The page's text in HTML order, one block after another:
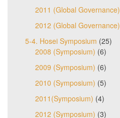
2011 (Global Governance)
2012 (Global Governance)
5-4. Hosei Symposium (25)
2008 (Symposium) (6)
2009 (Symposium) (6)
2010 (Symposium) (5)
2011(Symposium) (4)
2012 (Symposium) (3)